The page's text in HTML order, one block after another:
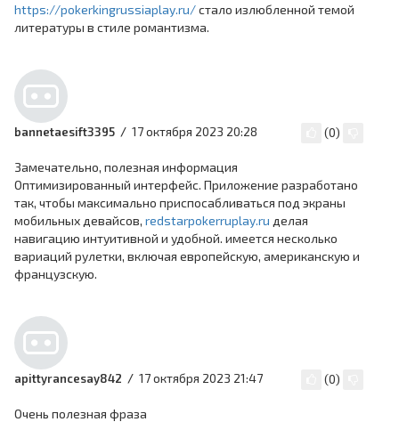
https://pokerkingrussiaplay.ru/стало излюбленной темой
литературы в стиле романтизма.
bannetaesift3395 17 октября 2023 20:28 (0)
Замечательно, полезная информация
Оптимизированный интерфейс. Приложение разработано
так, чтобы максимально приспосабливаться под экраны
мобильных девайсов, redstarpokerruplay.ru делая
навигацию интуитивной и удобной. имеется несколько
вариаций рулетки, включая европейскую, американскую и
французскую.
apittyrancesay842 17 октября 2023 21:47 (0)
Очень полезная фраза